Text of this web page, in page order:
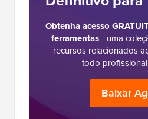
frequentemente referido
WordPress.